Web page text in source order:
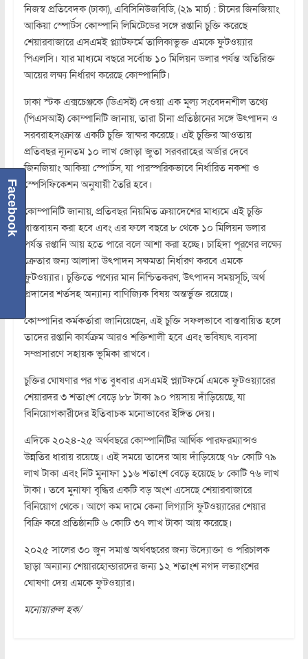
নিজস্ব প্রতিবেদক (ঢাকা), এবিসিনিউজবিডি, (২৯ মার্চ) : চীনের জিনজিয়াং
আকিয়া স্পোর্টস কোম্পানি লিমিটেডের সঙ্গে রপ্তানি চুক্তি করেছে
শেয়ারবাজারে এসএমই প্ল্যাটফর্মে তালিকাভুক্ত এমকে ফুটওয়্যার
পিএলসি। যার মাধ্যমে বছরে সর্বোচ্চ ১০ মিলিয়ন ডলার পর্যন্ত অতিরিক্ত
আয়ের লক্ষ্য নির্ধারণ করেছে কোম্পানিটি।
ঢাকা স্টক এক্সচেঞ্জকে (ডিএসই) দেওয়া এক মূল্য সংবেদনশীল তথ্যে
(পিএসআই) কোম্পানিটি জানায়, তারা চীনা প্রতিষ্ঠানের সঙ্গে উৎপাদন ও
সরবরাহসংক্রান্ত একটি চুক্তি স্বাক্ষর করেছে। এই চুক্তির আওতায়
প্রতিবছর ন্যূনতম ১০ লাখ জোড়া জুতা সরবরাহের অর্ডার দেবে
জিনজিয়াং আকিয়া স্পোর্টস, যা পারস্পরিকভাবে নির্ধারিত নকশা ও
স্পেসিফিকেশন অনুযায়ী তৈরি হবে।
কোম্পানিটি জানায়, প্রতিবছর নিয়মিত ক্রয়াদেশের মাধ্যমে এই চুক্তি
বাস্তবায়ন করা হবে এবং এর ফলে বছরে ৮ থেকে ১০ মিলিয়ন ডলার
পর্যন্ত রপ্তানি আয় হতে পারে বলে আশা করা হচ্ছে। চাহিদা পূরণের লক্ষ্যে
ক্রেতার জন্য আলাদা উৎপাদন সক্ষমতা নির্ধারণ করবে এমকে
ফুটওয়্যার। চুক্তিতে পণ্যের মান নিশ্চিতকরণ, উৎপাদন সময়সূচি, অর্থ
প্রদানের শর্তসহ অন্যান্য বাণিজ্যিক বিষয় অন্তর্ভুক্ত রয়েছে।
কোম্পানির কর্মকর্তারা জানিয়েছেন, এই চুক্তি সফলভাবে বাস্তবায়িত হলে
তাদের রপ্তানি কার্যক্রম আরও শক্তিশালী হবে এবং ভবিষ্যৎ ব্যবসা
সম্প্রসারণে সহায়ক ভূমিকা রাখবে।
চুক্তির ঘোষণার পর গত বুধবার এসএমই প্ল্যাটফর্মে এমকে ফুটওয়্যারের
শেয়ারদর ৩ শতাংশ বেড়ে ৮৮ টাকা ৯০ পয়সায় দাঁড়িয়েছে, যা
বিনিয়োগকারীদের ইতিবাচক মনোভাবের ইঙ্গিত দেয়।
এদিকে ২০২৪-২৫ অর্থবছরে কোম্পানিটির আর্থিক পারফরম্যান্সও
উন্নতির ধারায় রয়েছে। এই সময়ে তাদের আয় দাঁড়িয়েছে ৭৮ কোটি ৭৯
লাখ টাকা এবং নিট মুনাফা ১১৬ শতাংশ বেড়ে হয়েছে ৮ কোটি ৭৬ লাখ
টাকা। তবে মুনাফা বৃদ্ধির একটি বড় অংশ এসেছে শেয়ারবাজারে
বিনিয়োগ থেকে। আগে কম দামে কেনা লিগ্যাসি ফুটওয়্যারের শেয়ার
বিক্রি করে প্রতিষ্ঠানটি ৬ কোটি ৩৭ লাখ টাকা আয় করেছে।
২০২৫ সালের ৩০ জুন সমাপ্ত অর্থবছরের জন্য উদ্যোক্তা ও পরিচালক
ছাড়া অন্যান্য শেয়ারহোল্ডারদের জন্য ১২ শতাংশ নগদ লভ্যাংশের
ঘোষণা দেয় এমকে ফুটওয়্যার।
মনোয়ারুল হক/
Facebook